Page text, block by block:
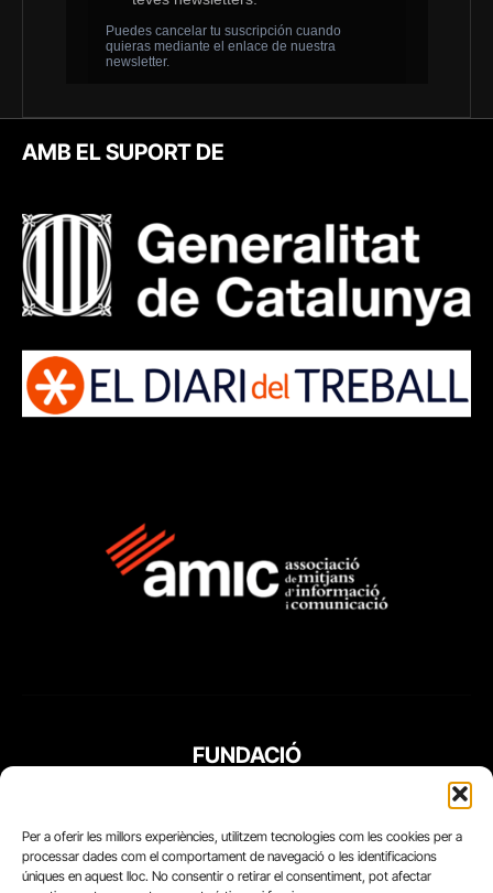
Per a oferir les millors experiències, utilitzem tecnologies com les cookies per a
processar dades com el comportament de navegació o les identificacions
úniques en aquest lloc. No consentir o retirar el consentiment, pot afectar
AMB EL SUPORT DE
FUNDACIÓ